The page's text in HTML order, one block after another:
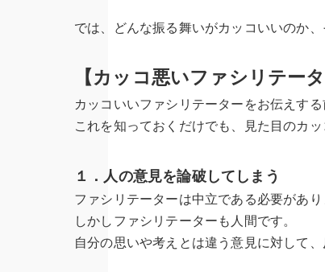
では、どんな振る舞いがカッコいいのか
【カッコ悪いファシリテータ
カッコいいファシリテーターをお伝えす
これを知っておくだけでも、見た目のカ
１．人の意見を論破してしまう
ファシリテーターは中立である必要があり
しかしファシリテーターも人間です。
自分の思いや考えとは違う意見に対して